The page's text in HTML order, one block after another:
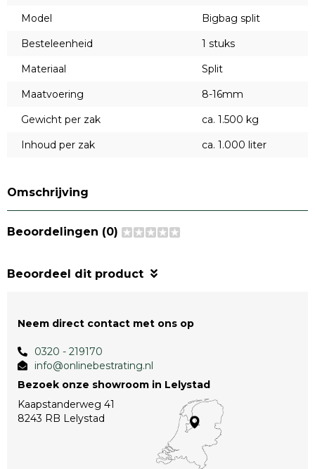
Model
Bigbag split
Besteleenheid
1 stuks
Materiaal
Split
Maatvoering
8-16mm
Gewicht per zak
ca. 1.500 kg
Inhoud per zak
ca. 1.000 liter
Omschrijving
Beoordelingen (0)
Beoordeel dit product
Neem direct contact met ons op
0320 - 219170
info@onlinebestrating.nl
Bezoek onze showroom in Lelystad
Kaapstanderweg 41
8243 RB Lelystad